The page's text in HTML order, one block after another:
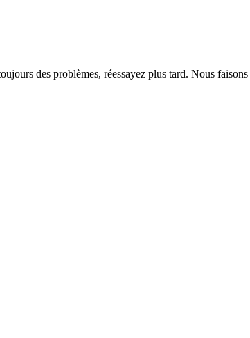
des problèmes, réessayez plus tard. Nous